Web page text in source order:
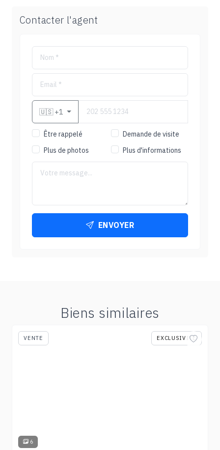
Contacter l'agent
🇺🇸+1
Être rappelé
Demande de visite
Plus de photos
Plus d'informations
ENVOYER
Biens similaires
VENTE EXCLUSIVITÉ
6